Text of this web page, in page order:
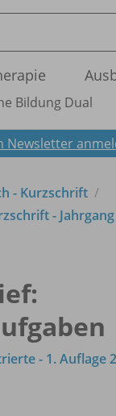
Bildung Dual
Newsletter
- Kurzschrift
- Jahrgang
- 1. Auflage